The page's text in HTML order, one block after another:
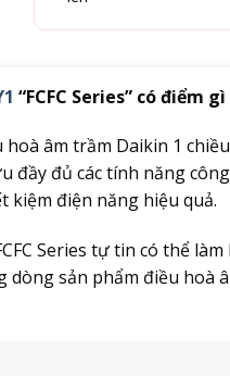
“FCFC Series” có điểm
hoà âm trầm Daikin 1
đầy đủ các tính năng
kiệm điện năng hiệu quả.
Series tự tin có thể
dòng sản phẩm điều hoà